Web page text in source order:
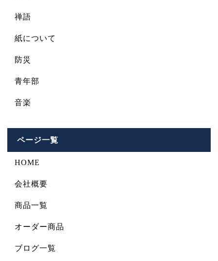
禅語
紙について
防災
青年部
音楽
ページ一覧
HOME
会社概要
商品一覧
オーダー商品
ブログ一覧